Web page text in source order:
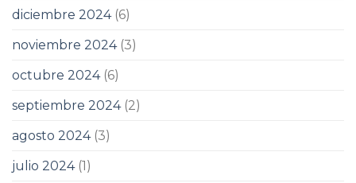
diciembre 2024(6)
noviembre 2024(3)
octubre 2024(6)
septiembre 2024(2)
agosto 2024(3)
julio 2024(1)